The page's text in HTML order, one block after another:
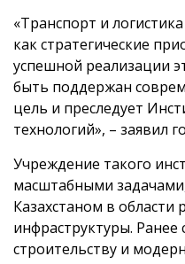
«Транспорт и
как стратегические
успешной реализации
быть поддержан
цель и преследует
технологий», – заявил
Учреждение такого
масштабными
Казахстаном в области
инфраструктуры.
строительству и